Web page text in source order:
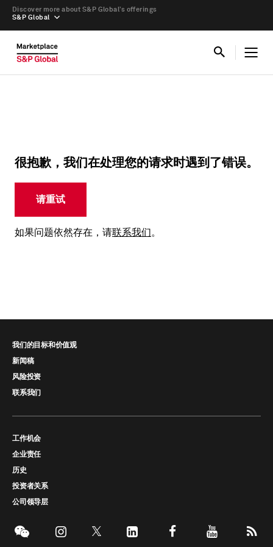
S&P Global
Discover more about S&P Global’s offerings
很抱歉，我们在处理您的请求时遇到了错误。
请重试
如果问题依然存在，请联系我们。
我们的目标和价值观
新闻稿
风险投资
联系我们
工作机会
企业责任
历史
投资者关系
公司领导层